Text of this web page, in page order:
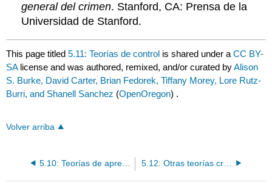
general del crimen. Stanford, CA: Prensa de la
Universidad de Stanford.
This page titled5.11: Teorías de control is shared under aCC BY-
SA license and was authored, remixed, and/or curated byAlison
S. Burke, David Carter, Brian Fedorek, Tiffany Morey, Lore Rutz-
Burri, and Shanell Sanchez (OpenOregon) .
Volver arriba
5.10: Teorías de aprendizaje 5.12: Otras teorías criminológicas